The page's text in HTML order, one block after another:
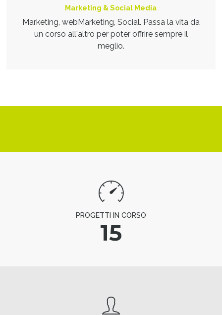
Marketing & Social Media
Marketing, webMarketing, Social. Passa la vita da
un corso all'altro per poter offrire sempre il
meglio.
PROGETTI IN CORSO
15